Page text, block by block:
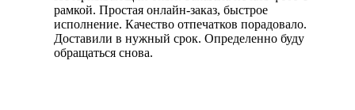
рамкой. Простая онлайн-заказ, быстрое
исполнение. Качество отпечатков порадовало.
Доставили в нужный срок. Определенно буду
обращаться снова.